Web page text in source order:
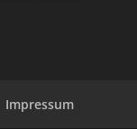
Impressum